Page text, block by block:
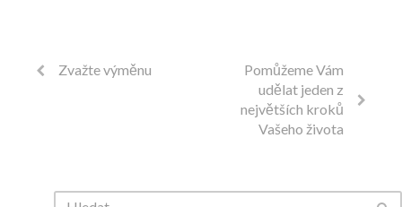
Zvažte výměnu
Pomůžeme Vám
udělat jeden z
největších kroků
Vašeho života